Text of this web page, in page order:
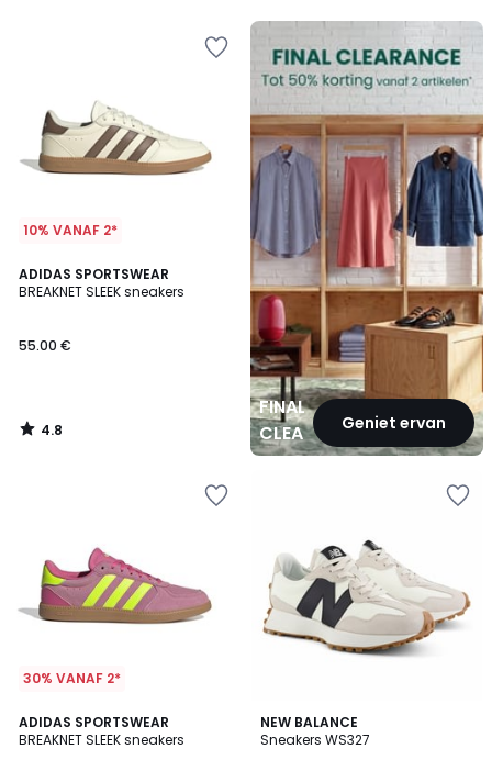
10% VANAF 2*
ADIDAS SPORTSWEAR
BREAKNET SLEEK sneakers
55.00 €
4.8
/ 5
4.8
/
FINAL
CLEARANCEGeniet ervan
FINAL
CLEARANCE
30% VANAF 2*
ADIDAS SPORTSWEAR
BREAKNET SLEEK sneakers
4.8
/ 5
NEW BALANCE
Sneakers WS327
4.6
/ 5
3
Kleuren